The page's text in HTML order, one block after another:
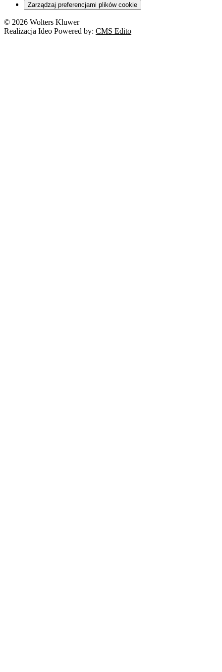
Zarządzaj preferencjami plików cookie
© 2026 Wolters Kluwer
Realizacja Ideo Powered by: CMS Edito